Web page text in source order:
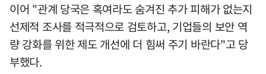
이어 "관계 당국은 혹여라도 숨겨진 추가 피해가 없는지
선제적 조사를 적극적으로 검토하고, 기업들의 보안 역
량 강화를 위한 제도 개선에 더 힘써 주기 바란다"고 당
부했다.